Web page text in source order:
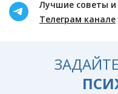
Лучшие советы
Телеграм канале